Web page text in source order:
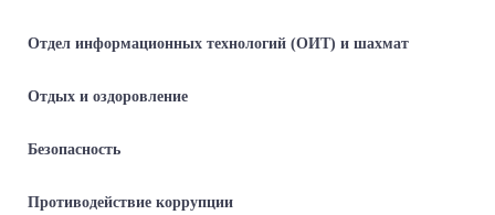
Отдел информационных технологий (ОИТ) и шахмат
Отдых и оздоровление
Безопасность
Противодействие коррупции